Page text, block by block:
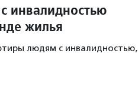
инвалидностью
жилья
людям с инвалидностью,